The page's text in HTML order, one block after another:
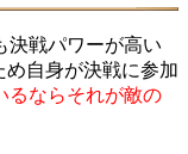
決戦パワーが高い
自身が決戦に参加
るならそれが敵の